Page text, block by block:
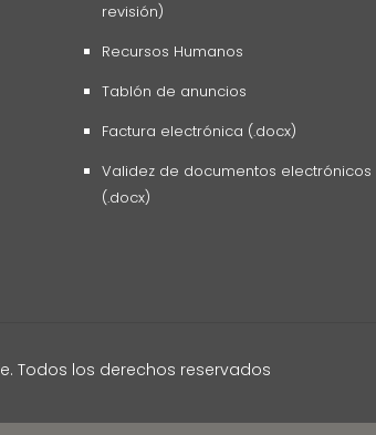
revisión)
Recursos Humanos
Tablón de anuncios
Factura electrónica (.docx)
Validez de documentos electrónicos
(.docx)
Todos los derechos reservados